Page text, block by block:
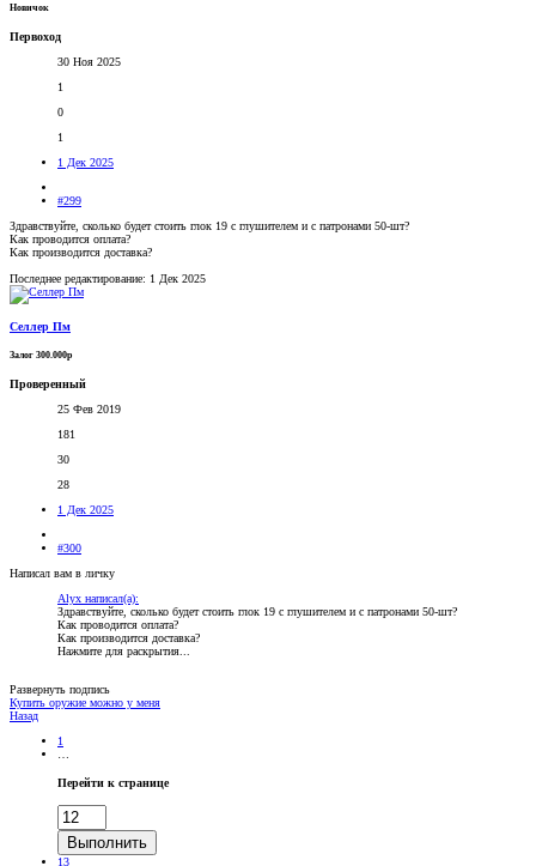
Новичок
Первоход
30 Ноя 2025
1
0
1
1 Дек 2025
#299
Здравствуйте, сколько будет стоить глок 19 с глушителем и с патронами 50-шт?
Как проводится оплата?
Как производится доставка?
Последнее редактирование: 1 Дек 2025
Селлер Пм
Залог 300.000р
Проверенный
25 Фев 2019
181
30
28
1 Дек 2025
#300
Написал вам в личку
Alyx написал(а):
Здравствуйте, сколько будет стоить глок 19 с глушителем и с патронами 50-шт?
Как проводится оплата?
Как производится доставка?
Нажмите для раскрытия...
Развернуть подпись
Купить оружие можно у меня
Назад
1
Перейти к странице
Выполнить
13